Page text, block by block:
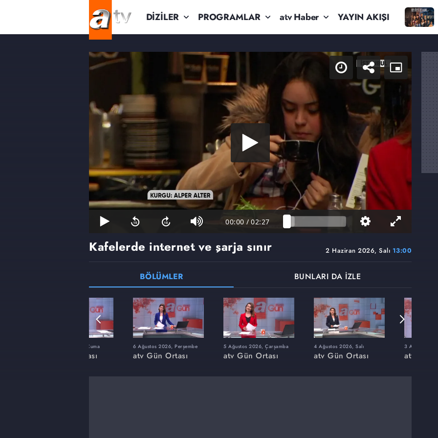
DİZİLER PROGRAMLAR atv Haber YAYIN AKIŞI
00:00 / 02:27
2 Haziran 2026, Salı 13:00
Kafelerde internet ve şarja sınır
BÖLÜMLER BUNLARI DA İZLE
17 Temmuz 2026, Cuma
atv Gün Ortası
6 Ağustos 2026, Perşembe
atv Gün Ortası
5 Ağustos 2026, Çarşamba
atv Gün Ortası
4 Ağustos 2026, Salı
atv Gün Ortası
3 Ağustos
atv Gün